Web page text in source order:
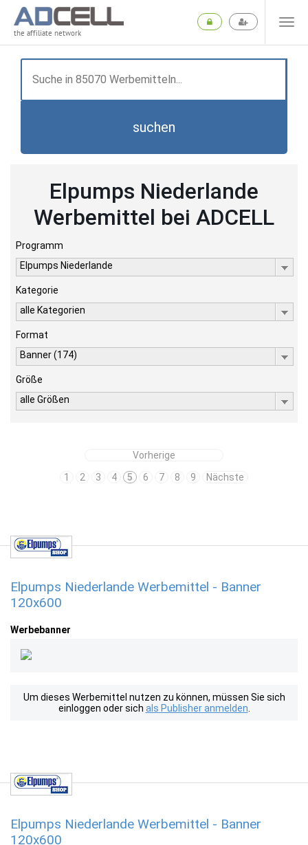
the affiliate network
suchen
Elpumps Niederlande
Werbemittel bei ADCELL
Programm
Elpumps Niederlande
Kategorie
alle Kategorien
Format
Banner (174)
Größe
alle Größen
Vorherige
1
2 3 4 5 6 7 8 9 Nächste
Elpumps Niederlande Werbemittel - Banner
120x600
Werbebanner
Um dieses Werbemittel nutzen zu können, müssen Sie sich
einloggen oder sich als Publisher anmelden
Elpumps Niederlande Werbemittel - Banner
120x600